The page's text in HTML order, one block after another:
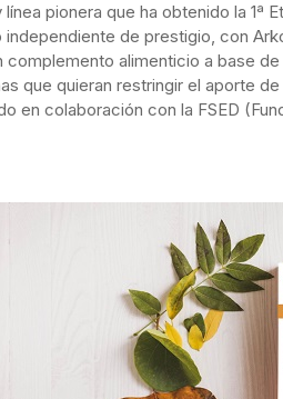
línea pionera que ha obtenido la 1ª
independiente de prestigio, con
complemento alimenticio a base de
que quieran restringir el aporte
en colaboración con la FSED